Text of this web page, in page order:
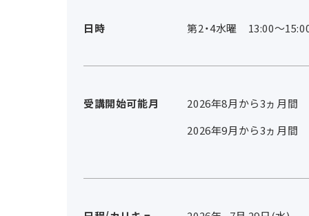
日時 第2・4水曜 13:00～
受講開始可能月
2026年8月から3ヵ月間
2026年9月から3ヵ月間